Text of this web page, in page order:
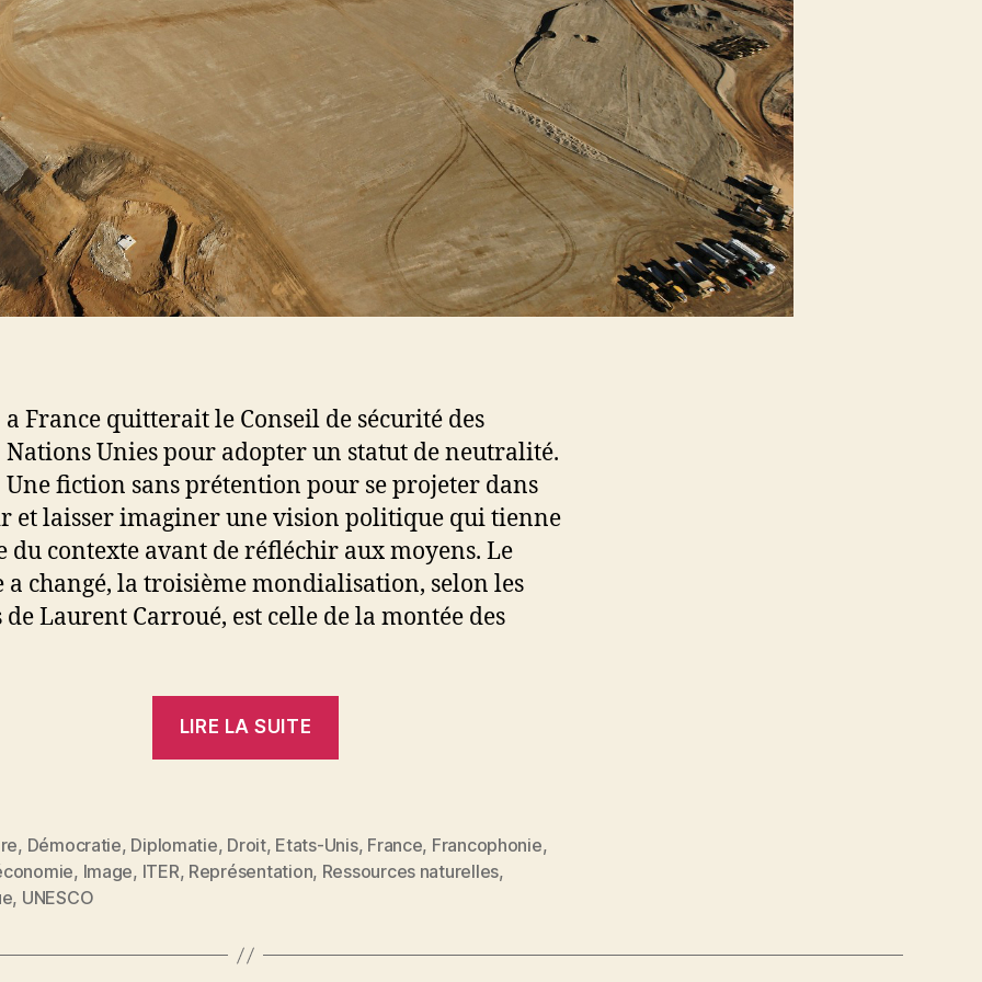
a France quitterait le Conseil de sécurité des
Nations Unies pour adopter un statut de neutralité.
Une fiction sans prétention pour se projeter dans
et laisser imaginer une vision politique qui tienne
du contexte avant de réfléchir aux moyens. Le
a changé, la troisième mondialisation, selon les
de Laurent Carroué, est celle de la montée des
LIRE LA SUITE
monde.
Fiction »
, Démocratie, Diplomatie, Droit, Etats-Unis, France, Francophonie,
, Image, ITER, Représentation, Ressources naturelles,
, UNESCO